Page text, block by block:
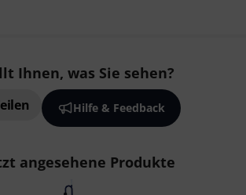
Ihnen, was Sie sehen?
Hilfe & Feedback
angesehene Produkte